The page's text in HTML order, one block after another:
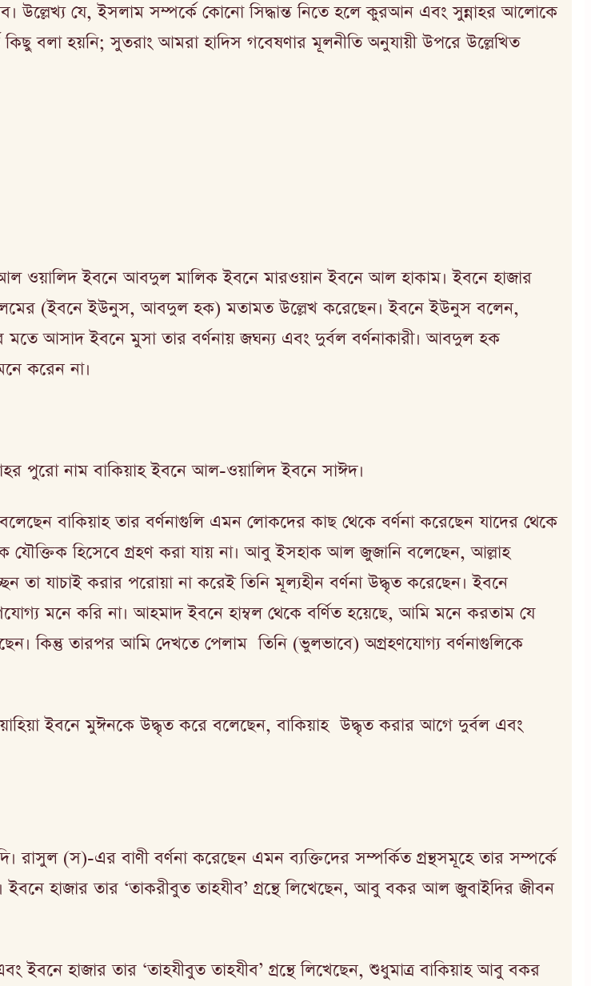
উল্লেখ্য যে, ইসলাম সম্পর্কে কোনো সিদ্ধান্ত নিতে হলে কুরআন এবং সুন্নাহর আলোকে
বলা হয়নি; সুতরাং আমরা হাদিস গবেষণার মূলনীতি অনুযায়ী উপরে উল্লেখিত
ওয়ালিদ ইবনে আবদুল মালিক ইবনে মারওয়ান ইবনে আল হাকাম। ইবনে হাজার
(ইবনে ইউনুস, আবদুল হক) মতামত উল্লেখ করেছেন। ইবনে ইউনুস বলেন,
মতে আসাদ ইবনে মুসা তার বর্ণনায় জঘন্য এবং দুর্বল বর্ণনাকারী। আবদুল হক
করেন না।
পুরো নাম বাকিয়াহ ইবনে আল-ওয়ালিদ ইবনে সাঈদ।
বাকিয়াহ তার বর্ণনাগুলি এমন লোকদের কাছ থেকে বর্ণনা করেছেন যাদের থেকে
যৌক্তিক হিসেবে গ্রহণ করা যায় না। আবু ইসহাক আল জুজানি বলেছেন, আল্লাহ
যাচাই করার পরোয়া না করেই তিনি মূল্যহীন বর্ণনা উদ্ধৃত করেছেন। ইবনে
মনে করি না। আহমাদ ইবনে হাম্বল থেকে বর্ণিত হয়েছে, আমি মনে করতাম যে
কিন্তু তারপর আমি দেখতে পেলাম তিনি (ভুলভাবে) অগ্রহণযোগ্য বর্ণনাগুলিকে
ইবনে মুঈনকে উদ্ধৃত করে বলেছেন, বাকিয়াহ উদ্ধৃত করার আগে দুর্বল এবং
(স)-এর বাণী বর্ণনা করেছেন এমন ব্যক্তিদের সম্পর্কিত গ্রন্থসমূহে তার সম্পর্কে
ইবনে হাজার তার ‘তাকরীবুত তাহযীব’ গ্রন্থে লিখেছেন, আবু বকর আল জুবাইদির জীবন
হাজার তার ‘তাহযীবুত তাহযীব’ গ্রন্থে লিখেছেন, শুধুমাত্র বাকিয়াহ আবু বকর